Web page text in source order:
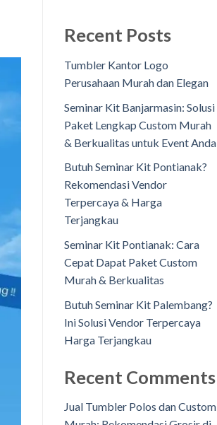
Recent Posts
Tumbler Kantor Logo
Perusahaan Murah dan Elegan
Seminar Kit Banjarmasin: Solusi
Paket Lengkap Custom Murah
& Berkualitas untuk Event Anda
Butuh Seminar Kit Pontianak?
Rekomendasi Vendor
Terpercaya & Harga
Terjangkau
Seminar Kit Pontianak: Cara
Cepat Dapat Paket Custom
Murah & Berkualitas
Butuh Seminar Kit Palembang?
Ini Solusi Vendor Terpercaya
Harga Terjangkau
Recent Comments
Jual Tumbler Polos dan Custom